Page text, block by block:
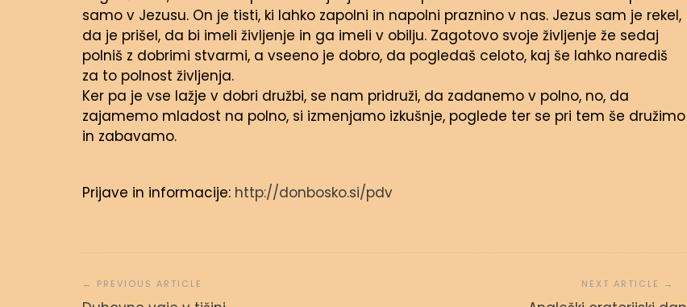
samo v Jezusu. On je tisti, ki lahko zapolni in napolni praznino v nas. Jezus sam je rekel,
da je prišel, da bi imeli življenje in ga imeli v obilju. Zagotovo svoje življenje že sedaj
polniš z dobrimi stvarmi, a vseeno je dobro, da pogledaš celoto, kaj še lahko narediš
za to polnost življenja.
Ker pa je vse lažje v dobri družbi, se nam pridruži, da zadanemo v polno, no, da
zajamemo mladost na polno, si izmenjamo izkušnje, poglede ter se pri tem še družimo
in zabavamo.
Prijave in informacije: http://donbosko.si/pdv
prispevka